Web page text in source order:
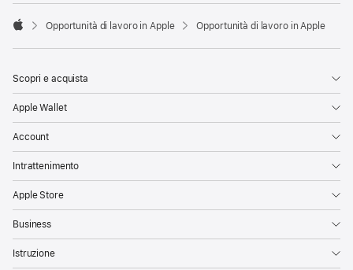

Opportunità di lavoro in Apple Opportunità di lavoro in Apple
Scopri e acquista
Apple Wallet
Account
Intrattenimento
Apple Store
Business
Istruzione